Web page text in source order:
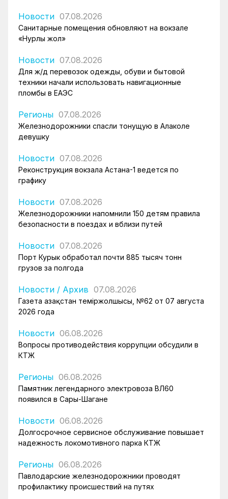
Новости 07.08.2026
Санитарные помещения обновляют на вокзале
«Нурлы жол»
Новости 07.08.2026
Для ж/д перевозок одежды, обуви и бытовой
техники начали использовать навигационные
пломбы в ЕАЭС
Регионы 07.08.2026
Железнодорожники спасли тонущую в Алаколе
девушку
Новости 07.08.2026
Реконструкция вокзала Астана-1 ведется по
графику
Новости 07.08.2026
Железнодорожники напомнили 150 детям правила
безопасности в поездах и вблизи путей
Новости 07.08.2026
Порт Курык обработал почти 885 тысяч тонн
грузов за полгода
Новости / Архив 07.08.2026
Газета Қазақстан теміржолшысы, №62 от 07 августа
2026 года
Новости 06.08.2026
Вопросы противодействия коррупции обсудили в
КТЖ
Регионы 06.08.2026
Памятник легендарного электровоза ВЛ60
появился в Сары-Шагане
Новости 06.08.2026
Долгосрочное сервисное обслуживание повышает
надежность локомотивного парка КТЖ
Регионы 06.08.2026
Павлодарские железнодорожники проводят
профилактику происшествий на путях